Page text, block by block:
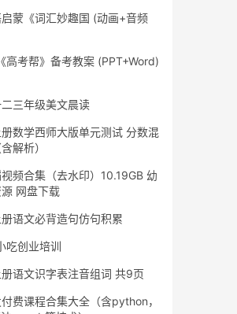
蒙《词汇妙趣国 (动画+音频
高考帮》备考教案 (PPT+Word)
三年级美文晨读
数学西师大版单元测试 分数混
解析）
频合集（去水印）10.19GB 幼
网盘下载
语文必背造句仿句积累
吃创业培训
语文识字表注音组词 共9页
费课程合集大全（含python，